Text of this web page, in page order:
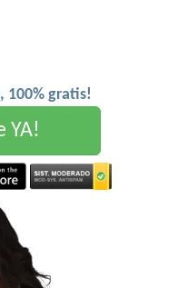
100% gratis!
YA!